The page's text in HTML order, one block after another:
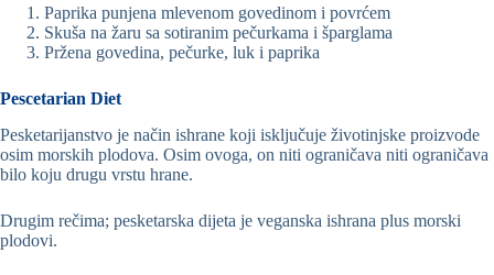
Paprika punjena mlevenom govedinom i povrćem
Skuša na žaru sa sotiranim pečurkama i šparglama
Pržena govedina, pečurke, luk i paprika
Pescetarian Diet
Pesketarijanstvo je način ishrane koji isključuje životinjske proizvode
osim morskih plodova. Osim ovoga, on niti ograničava niti ograničava
bilo koju drugu vrstu hrane.
Drugim rečima; pesketarska dijeta je veganska ishrana plus morski
plodovi.